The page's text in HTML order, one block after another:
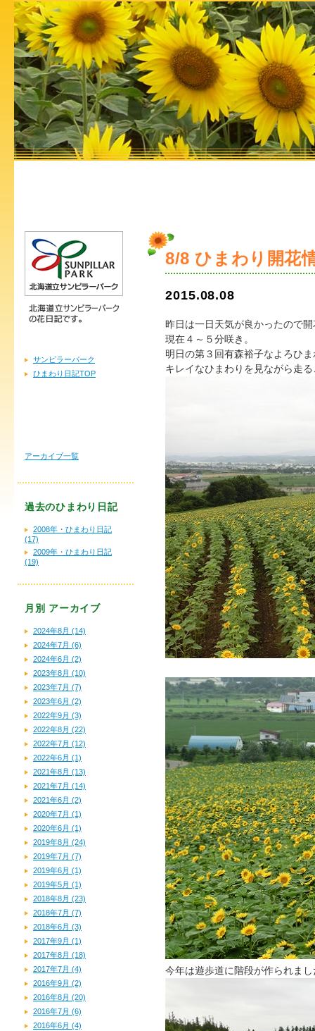
8/8 ひまわり開花
2015.08.08
昨日は一日天気が良かったので
現在４～５分咲き。
明日の第３回有森裕子なよろひ
キレイなひまわりを見ながら走
今年は遊歩道に階段が作られまし
サンピラーパーク
ひまわり日記TOP
アーカイブ一覧
過去のひまわり日記
2008年・ひまわり日記
(17)
2009年・ひまわり日記
(19)
月別 アーカイブ
2024年8月 (14)
2024年7月 (6)
2024年6月 (2)
2023年8月 (10)
2023年7月 (7)
2023年6月 (2)
2022年9月 (3)
2022年8月 (22)
2022年7月 (12)
2022年6月 (1)
2021年8月 (13)
2021年7月 (14)
2021年6月 (2)
2020年7月 (1)
2020年6月 (1)
2019年8月 (24)
2019年7月 (7)
2019年6月 (1)
2019年5月 (1)
2018年8月 (23)
2018年7月 (7)
2018年6月 (3)
2017年9月 (1)
2017年8月 (18)
2017年7月 (4)
2016年9月 (2)
2016年8月 (20)
2016年7月 (6)
2016年6月 (4)